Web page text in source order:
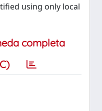
using only local
completa